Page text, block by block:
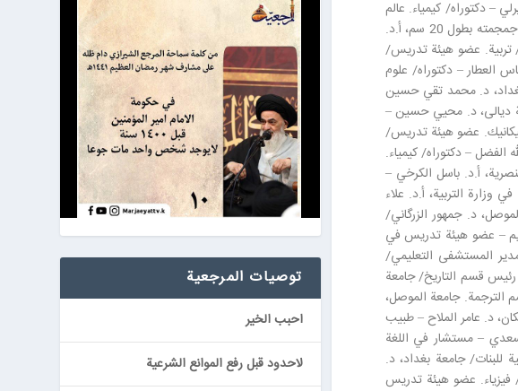
– دكتوراه/ كيمياء. عالم
متميز. قتل أثناء اعتقاله من قبل الأمريكان بضربة على رأسه وتبين أثناء التشريح أن الأطباء كانوا قد أحدثوا فتحة في جمجمته بطول 20 سم، أ.د.
تربية. عضو هيئة تدريس/
العطار – دكتوراه/ علوم
د. محمد تقي حسين
ديالى، د. محيي حسين –
عضو هيئة تدريس/
الفضل – دكتوراه/ كيمياء.
أ.د. باسل الكرخي –
التربية، أ.د. علاء
د. جمهور الزرگاني/
– عضو هيئة تدريس في
المستشفى التعليمي/
رئيس قسم التاريخ/ جامعة
الترجمة. جامعة الموصل،
د. عامر الملاح – طبيب
– مستشار في اللغة
للبنات/ جامعة بغداد، د.
فيزياء. عضو هيئة تدريس
توصيات المرجعیة
احبب الخير
لاحدود قبل رفع الموانع الشرعية